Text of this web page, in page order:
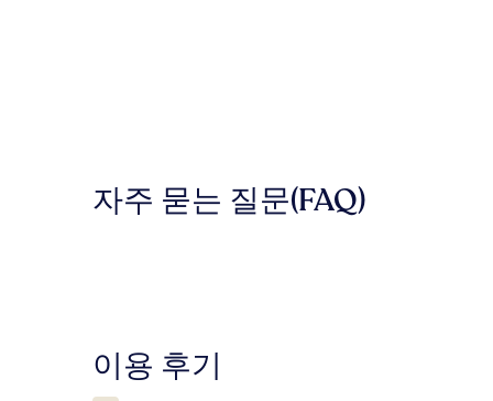
자주 묻는 질문(FAQ)
이
용
이용 후기